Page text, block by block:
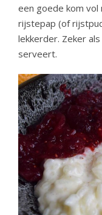
een goede kom
rijstepap (of
lekkerder. Zeker
serveert.